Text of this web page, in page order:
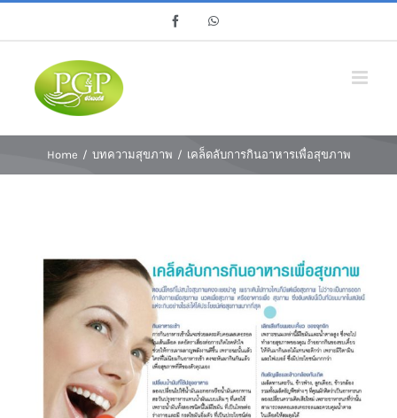
content
FacebookWhatsapp
Home / บทความสุขภาพ / เคล็ดลับการกินอาหารเพื่อสุขภาพ